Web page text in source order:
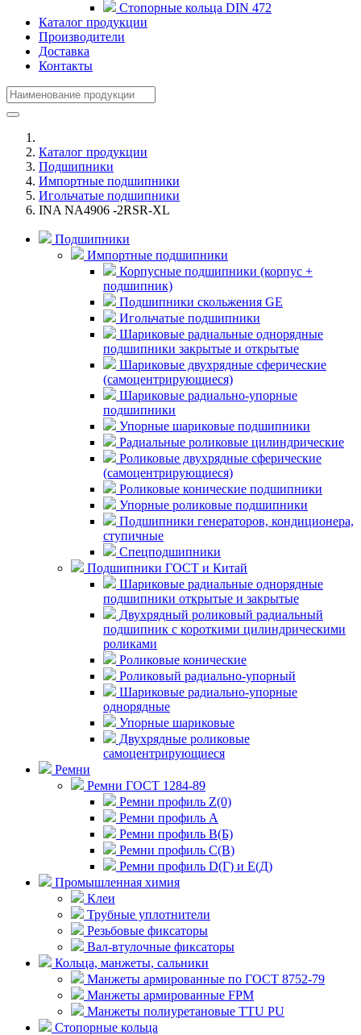
Стопорные кольца DIN 472
Каталог продукции
Производители
Доставка
Контакты
Каталог продукции
Подшипники
Импортные подшипники
Игольчатые подшипники
INA NA4906 -2RSR-XL
Подшипники
Импортные подшипники
Корпусные подшипники (корпус +
подшипник)
Подшипники скольжения GE
Игольчатые подшипники
Шариковые радиальные однорядные
подшипники закрытые и открытые
Шариковые двухрядные сферические
(самоцентрирующиеся)
Шариковые радиально-упорные
подшипники
Упорные шариковые подшипники
Радиальные роликовые цилиндрические
Роликовые двухрядные сферические
(самоцентрирующиеся)
Роликовые конические подшипники
Упорные роликовые подшипники
Подшипники генераторов, кондиционера,
ступичные
Спецподшипники
Подшипники ГОСТ и Китай
Шариковые радиальные однорядные
подшипники открытые и закрытые
Двухрядный роликовый радиальный
подшипник с короткими цилиндрическими
роликами
Роликовые конические
Роликовый радиально-упорный
Шариковые радиально-упорные
однорядные
Упорные шариковые
Двухрядные роликовые
самоцентрирующиеся
Ремни
Ремни ГОСТ 1284-89
Ремни профиль Z(0)
Ремни профиль А
Ремни профиль В(Б)
Ремни профиль С(В)
Ремни профиль D(Г) и E(Д)
Промышленная химия
Клеи
Трубные уплотнители
Резьбовые фиксаторы
Вал-втулочные фиксаторы
Кольца, манжеты, сальники
Манжеты армированные по ГОСТ 8752-79
Манжеты армированные FPM
Манжеты полиуретановые TTU PU
Стопорные кольца